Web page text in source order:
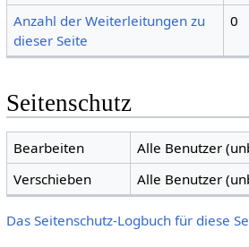
Anzahl der Weiterleitungen zu
dieser Seite
0
Seitenschutz
Bearbeiten
Alle Benutzer
Verschieben
Alle Benutzer
Das Seitenschutz-Logbuch für diese